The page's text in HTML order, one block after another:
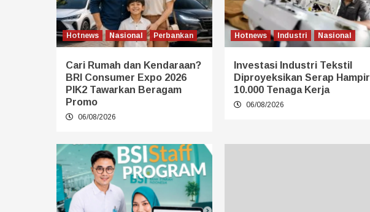
Hotnews Nasional Perbankan
Cari Rumah dan Kendaraan?
BRI Consumer Expo 2026
PIK2 Tawarkan Beragam
Promo
06/08/2026
Hotnews Industri Nasional
Investasi Industri Tekstil
Diproyeksikan Serap Hampir
10.000 Tenaga Kerja
06/08/2026